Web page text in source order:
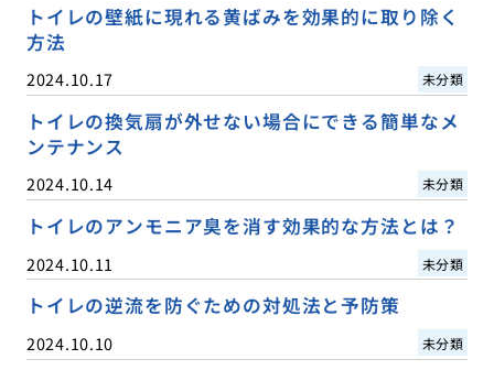
トイレの壁紙に現れる黄ばみを効果的に取り除く
方法
2024.10.17 未分類
トイレの換気扇が外せない場合にできる簡単なメ
ンテナンス
2024.10.14 未分類
トイレのアンモニア臭を消す効果的な方法とは？
2024.10.11 未分類
トイレの逆流を防ぐための対処法と予防策
2024.10.10 未分類